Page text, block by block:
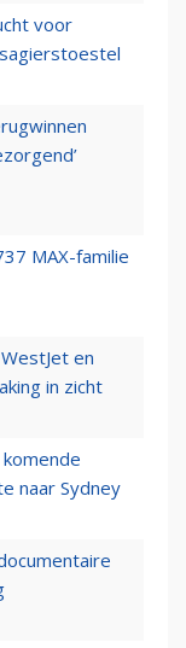
voor
MAX-familie
en
in zicht
naar Sydney